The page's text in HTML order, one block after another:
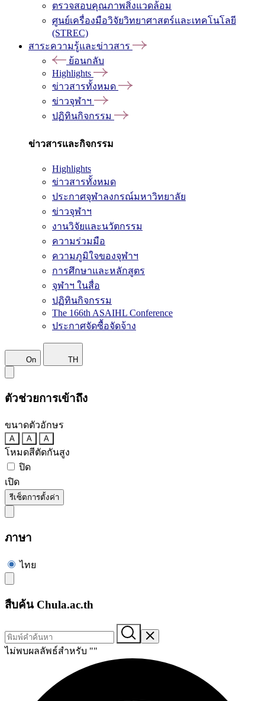
ตรวจสอบคุณภาพสิ่งแวดล้อม
ศูนย์เครื่องมือวิจัยวิทยาศาสตร์และเทคโนโลยี
(STREC)
สาระความรู้และข่าวสาร
ย้อนกลับ
Highlights
ข่าวสารทั้งหมด
ข่าวจุฬาฯ
ปฏิทินกิจกรรม
ข่าวสารและกิจกรรม
Highlights
ข่าวสารทั้งหมด
ประกาศจุฬาลงกรณ์มหาวิทยาลัย
ข่าวจุฬาฯ
งานวิจัยและนวัตกรรม
ความร่วมมือ
ความภูมิใจของจุฬาฯ
การศึกษาและหลักสูตร
จุฬาฯ ในสื่อ
ปฏิทินกิจกรรม
The 166th ASAIHL Conference
ประกาศจัดซื้อจัดจ้าง
On TH
ตัวช่วยการเข้าถึง
ขนาดตัวอักษร
A A A
โหมดสีตัดกันสูง
ปิด
เปิด
รีเซ็ตการตั้งค่า
ภาษา
ไทย
สืบค้น Chula.ac.th
ไม่พบผลลัพธ์สำหรับ ""